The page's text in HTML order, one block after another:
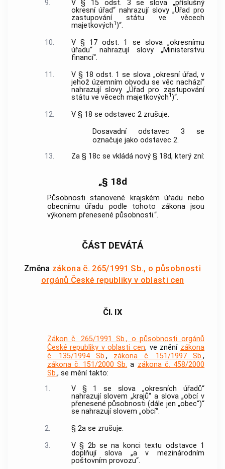
9.
V § 15 odst. 3 se slova „příslušný
okresní úřad“ nahrazují slovy „Úřad pro
zastupování státu ve věcech
majetkových1)“.
10.
V § 17 odst. 1 se slova „okresnímu
úřadu“ nahrazují slovy „Ministerstvu
financí“.
11.
V § 18 odst. 1 se slova „okresní úřad, v
jehož územním obvodu se věc nachází“
nahrazují slovy „Úřad pro zastupování
státu ve věcech majetkových1)“.
12.
V § 18 se odstavec 2 zrušuje.
Dosavadní odstavec 3 se
označuje jako odstavec 2.
13.
Za § 18c se vkládá nový § 18d, který zní:
„§ 18d
Působnosti stanovené krajském úřadu nebo
obecnímu úřadu podle tohoto zákona jsou
výkonem přenesené působnosti.“.
ČÁST DEVÁTÁ
Změna zákona č. 265/1991 Sb., o působnosti
orgánů České republiky v oblasti cen
Čl. IX
Zákon č. 265/1991 Sb., o působnosti orgánů
České republiky v oblasti cen, ve znění zákona
č. 135/1994 Sb., zákona č. 151/1997 Sb.,
zákona č. 151/2000 Sb. a zákona č. 458/2000
Sb., se mění takto:
1.
V § 1 se slova „okresních úřadů“
nahrazují slovem „krajů“ a slova „obcí v
přenesené působnosti (dále jen „obec“)“
se nahrazují slovem „obcí“.
2.
§ 2a se zrušuje.
3.
V § 2b se na konci textu odstavce 1
doplňují slova „a v mezinárodním
poštovním provozu“.